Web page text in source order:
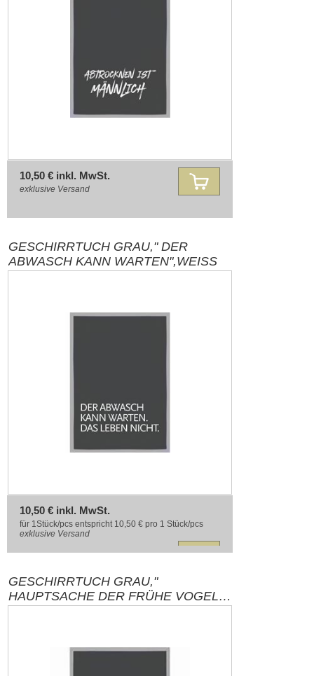
10,50 € inkl. MwSt.
exklusive Versand
GESCHIRRTUCH GRAU," DER
ABWASCH KANN WARTEN",WEISS
10,50 € inkl. MwSt.
für 1Stück/pcs entspricht 10,50 € pro 1 Stück/pcs
exklusive Versand
GESCHIRRTUCH GRAU,"
HAUPTSACHE DER FRÜHE VOGEL
TRINKT NICHT MEINEN KAFFE",